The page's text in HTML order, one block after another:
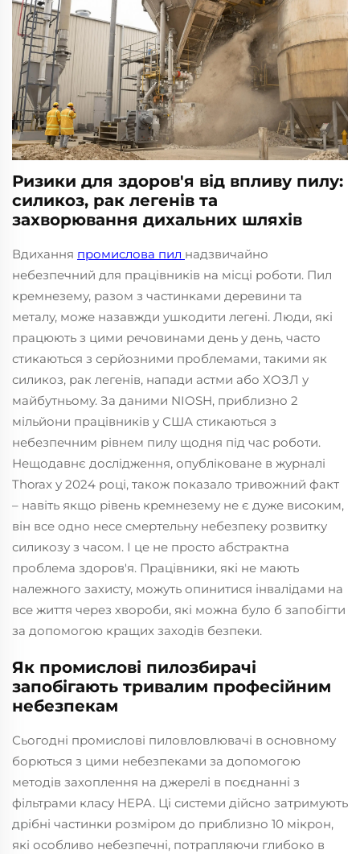
Ризики для здоров'я від впливу пилу:
силикоз, рак легенів та
захворювання дихальних шляхів
Вдихання промислова пил надзвичайно
небезпечний для працівників на місці роботи. Пил
кремнезему, разом з частинками деревини та
металу, може назавжди ушкодити легені. Люди, які
працюють з цими речовинами день у день, часто
стикаються з серйозними проблемами, такими як
силикоз, рак легенів, напади астми або ХОЗЛ у
майбутньому. За даними NIOSH, приблизно 2
мільйони працівників у США стикаються з
небезпечним рівнем пилу щодня під час роботи.
Нещодавнє дослідження, опубліковане в журналі
Thorax у 2024 році, також показало тривожний факт
– навіть якщо рівень кремнезему не є дуже високим,
він все одно несе смертельну небезпеку розвитку
силикозу з часом. І це не просто абстрактна
проблема здоров'я. Працівники, які не мають
належного захисту, можуть опинитися інвалідами на
все життя через хвороби, які можна було б запобігти
за допомогою кращих заходів безпеки.
Як промислові пилозбирачі
запобігають тривалим професійним
небезпекам
Сьогодні промислові пиловловлювачі в основному
борються з цими небезпеками за допомогою
методів захоплення на джерелі в поєднанні з
фільтрами класу HEPA. Ці системи дійсно затримують
дрібні частинки розміром до приблизно 10 мікрон,
які особливо небезпечні, потрапляючи глибоко в